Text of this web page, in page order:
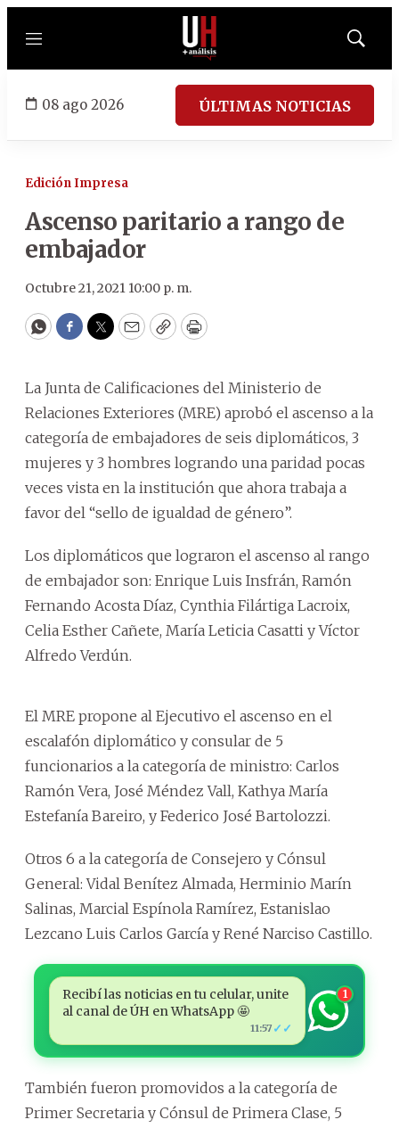
Menú
Mostrar
08 ago 2026 ÚLTIMAS NOTICIAS
Edición Impresa
Ascenso paritario a rango de
embajador
Octubre 21, 2021 10:00 p. m.
WhatsApp
Facebook
Twitter
EmailCopyPrint
La Junta de Calificaciones del Ministerio de
Relaciones Exteriores (MRE) aprobó el ascenso a la
categoría de embajadores de seis diplomáticos, 3
mujeres y 3 hombres logrando una paridad pocas
veces vista en la institución que ahora trabaja a
favor del “sello de igualdad de género”.
Los diplomáticos que lograron el ascenso al rango
de embajador son: Enrique Luis Insfrán, Ramón
Fernando Acosta Díaz, Cynthia Filártiga Lacroix,
Celia Esther Cañete, María Leticia Casatti y Víctor
Alfredo Verdún.
El MRE propone al Ejecutivo el ascenso en el
escalafón diplomático y consular de 5
funcionarios a la categoría de ministro: Carlos
Ramón Vera, José Méndez Vall, Kathya María
Estefanía Bareiro, y Federico José Bartolozzi.
Otros 6 a la categoría de Consejero y Cónsul
General: Vidal Benítez Almada, Herminio Marín
Salinas, Marcial Espínola Ramírez, Estanislao
Lezcano Luis Carlos García y René Narciso Castillo.
Recibí las noticias en tu celular, unite
al canal de ÚH en WhatsApp 🤩
11:57 ✓✓
1
También fueron promovidos a la categoría de
Primer Secretaria y Cónsul de Primera Clase, 5